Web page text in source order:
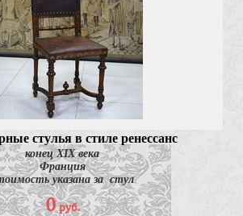
стулья в стиле ренессанс
конец XIX века
Франция
указана за стул
0 руб.